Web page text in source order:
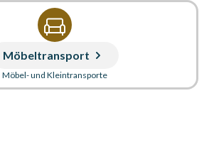
Möbeltransport
Möbel- und Kleintransporte